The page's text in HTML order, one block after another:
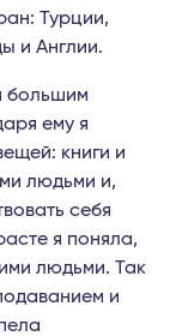
Турции,
и Англии.
большим
ему я
книги и
людьми и,
себя
я поняла,
людьми. Так
и